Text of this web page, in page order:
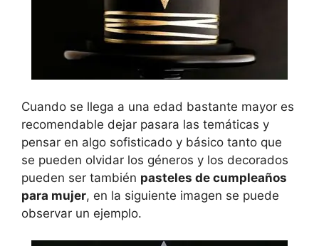
Cuando se llega a una edad bastante mayor es
recomendable dejar pasara las temáticas y
pensar en algo sofisticado y básico tanto que
se pueden olvidar los géneros y los decorados
pueden ser también pasteles de cumpleaños
para mujer, en la siguiente imagen se puede
observar un ejemplo.